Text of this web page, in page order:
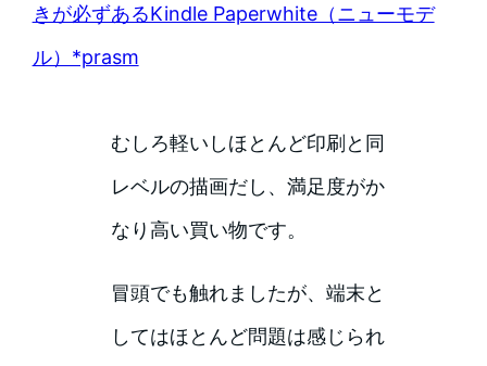
きが必ずあるKindle Paperwhite（ニューモデ
ル）*prasm
むしろ軽いしほとんど印刷と同
レベルの描画だし、満足度がか
なり高い買い物です。
冒頭でも触れましたが、端末と
してはほとんど問題は感じられ